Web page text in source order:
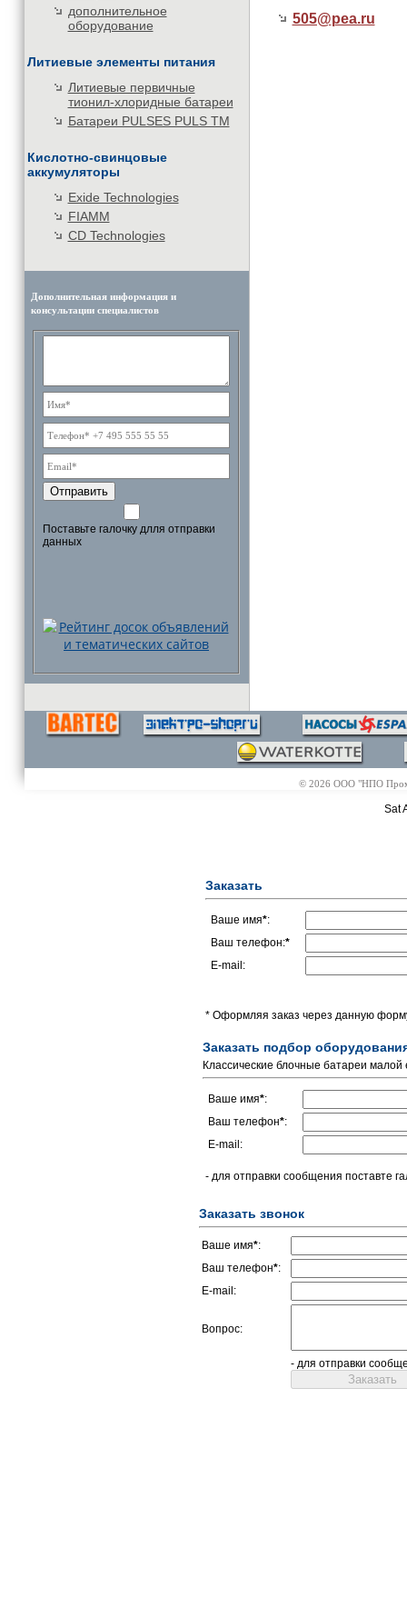
дополнительное
оборудование
Литиевые элементы питания
Литиевые первичные
тионил-хлоридные батареи
Батареи PULSES PULS TM
Кислотно-свинцовые
аккумуляторы
Exide Technologies
FIAMM
CD Technologies
Дополнительная информация и
консультации специалистов
Отправить
Поставьте галочку длля отправки
данных
505@pea.ru
© 2026 ООО "НПО
Sat
Заказать
Ваше имя*:
Ваш телефон:*
E-mail:
* Оформляя заказ через данную
Заказать подбор
Классические блочные батареи малой
Ваше имя*:
Ваш телефон*:
E-mail:
- для отправки сообщения поставте
Заказать звонок
Ваше имя*:
Ваш телефон*:
E-mail:
Вопрос:
- для отправки